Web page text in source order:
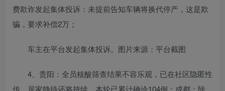
费欺诈发起集体投诉：未提前告知车辆将换代停产，这是欺
骗，要求补偿2万；
车主在平台发起集体投诉。图片来源：平台截图
4、贵阳：全员核酸筛查结果不容乐观，已在社区隐匿性